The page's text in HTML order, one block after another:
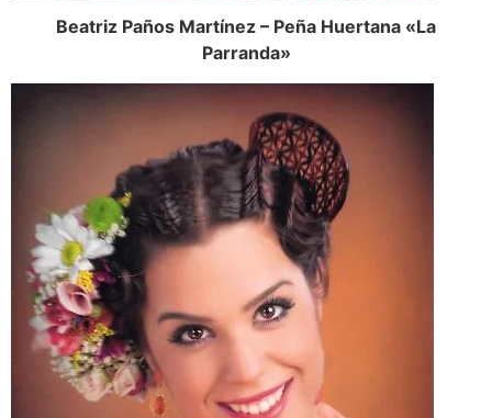
Beatriz Paños Martínez – Peña Huertana «La
Parranda»